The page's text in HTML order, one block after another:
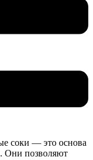
соки — это основа
Они позволяют